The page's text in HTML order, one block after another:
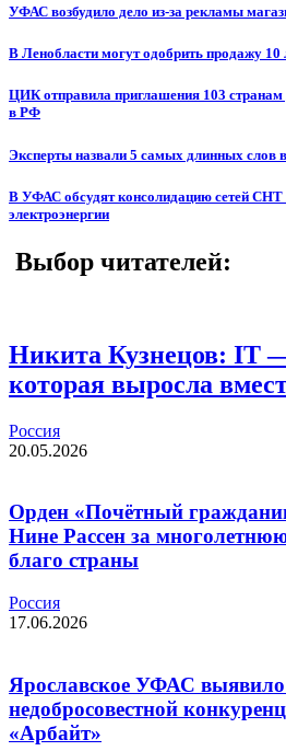
УФАС возбудило дело из-за рекламы
В Ленобласти могут одобрить продажу 10
ЦИК отправила приглашения 103
в РФ
Эксперты назвали 5 самых длинных слов
В УФАС обсудят консолидацию сетей СНТ
электроэнергии
Выбор читателей:
Никита Кузнецов: IT
которая выросла
Россия
20.05.2026
Орден «Почётный
Нине Рассен за
благо страны
Россия
17.06.2026
Ярославское УФАС
недобросовестной
«Арбайт»